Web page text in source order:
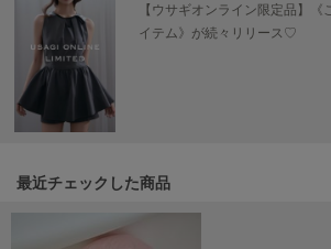
TAW&TOE
トーアンドトー
TEVA
テバ
ザバーネット
THE NORTH FACE
ザ・ノース・フェイス
【ウサギオンライン限定品】
イテム》が続々リリース♡
最近チェックした商品